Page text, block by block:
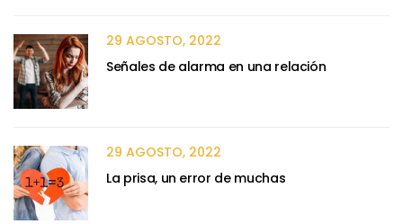
29 AGOSTO, 2022
Señales de alarma en una relación
29 AGOSTO, 2022
La prisa, un error de muchas